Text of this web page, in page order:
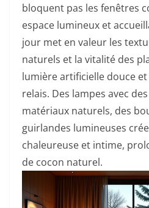
bloquent pas les fenêtres
espace lumineux et
jour met en valeur les
naturels et la vitalité des
lumière artificielle douce
relais. Des lampes avec
matériaux naturels, des
guirlandes lumineuses
chaleureuse et intime,
de cocon naturel.